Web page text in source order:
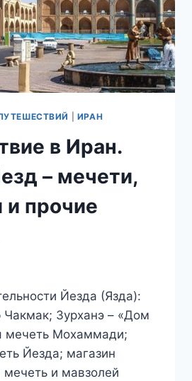
ИРАН
в Иран.
– мечети,
и прочие
Йезда (Язда):
Зурханэ – «Дом
мечеть Мохаммади;
Йезда; магазин
мечеть и мавзолей